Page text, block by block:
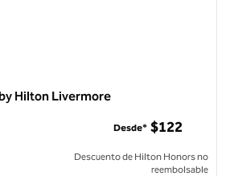
Hilton Livermore
Desde* $122
Descuento de Hilton Honors no
reembolsable